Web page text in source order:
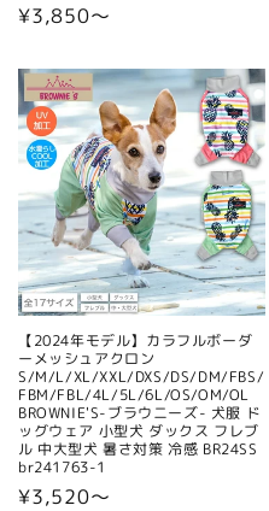
通
価
格
¥3,850〜
【2024年モデル】カラフルボーダ
ーメッシュアクロン
S/M/L/XL/XXL/DXS/DS/DM/FBS/
FBM/FBL/4L/5L/6L/OS/OM/OL
BROWNIE'S-ブラウニーズ- 犬服 ド
ッグウェア 小型犬 ダックス フレブ
ル 中大型犬 暑さ対策 冷感 BR24SS
br241763-1
通
¥3,520〜